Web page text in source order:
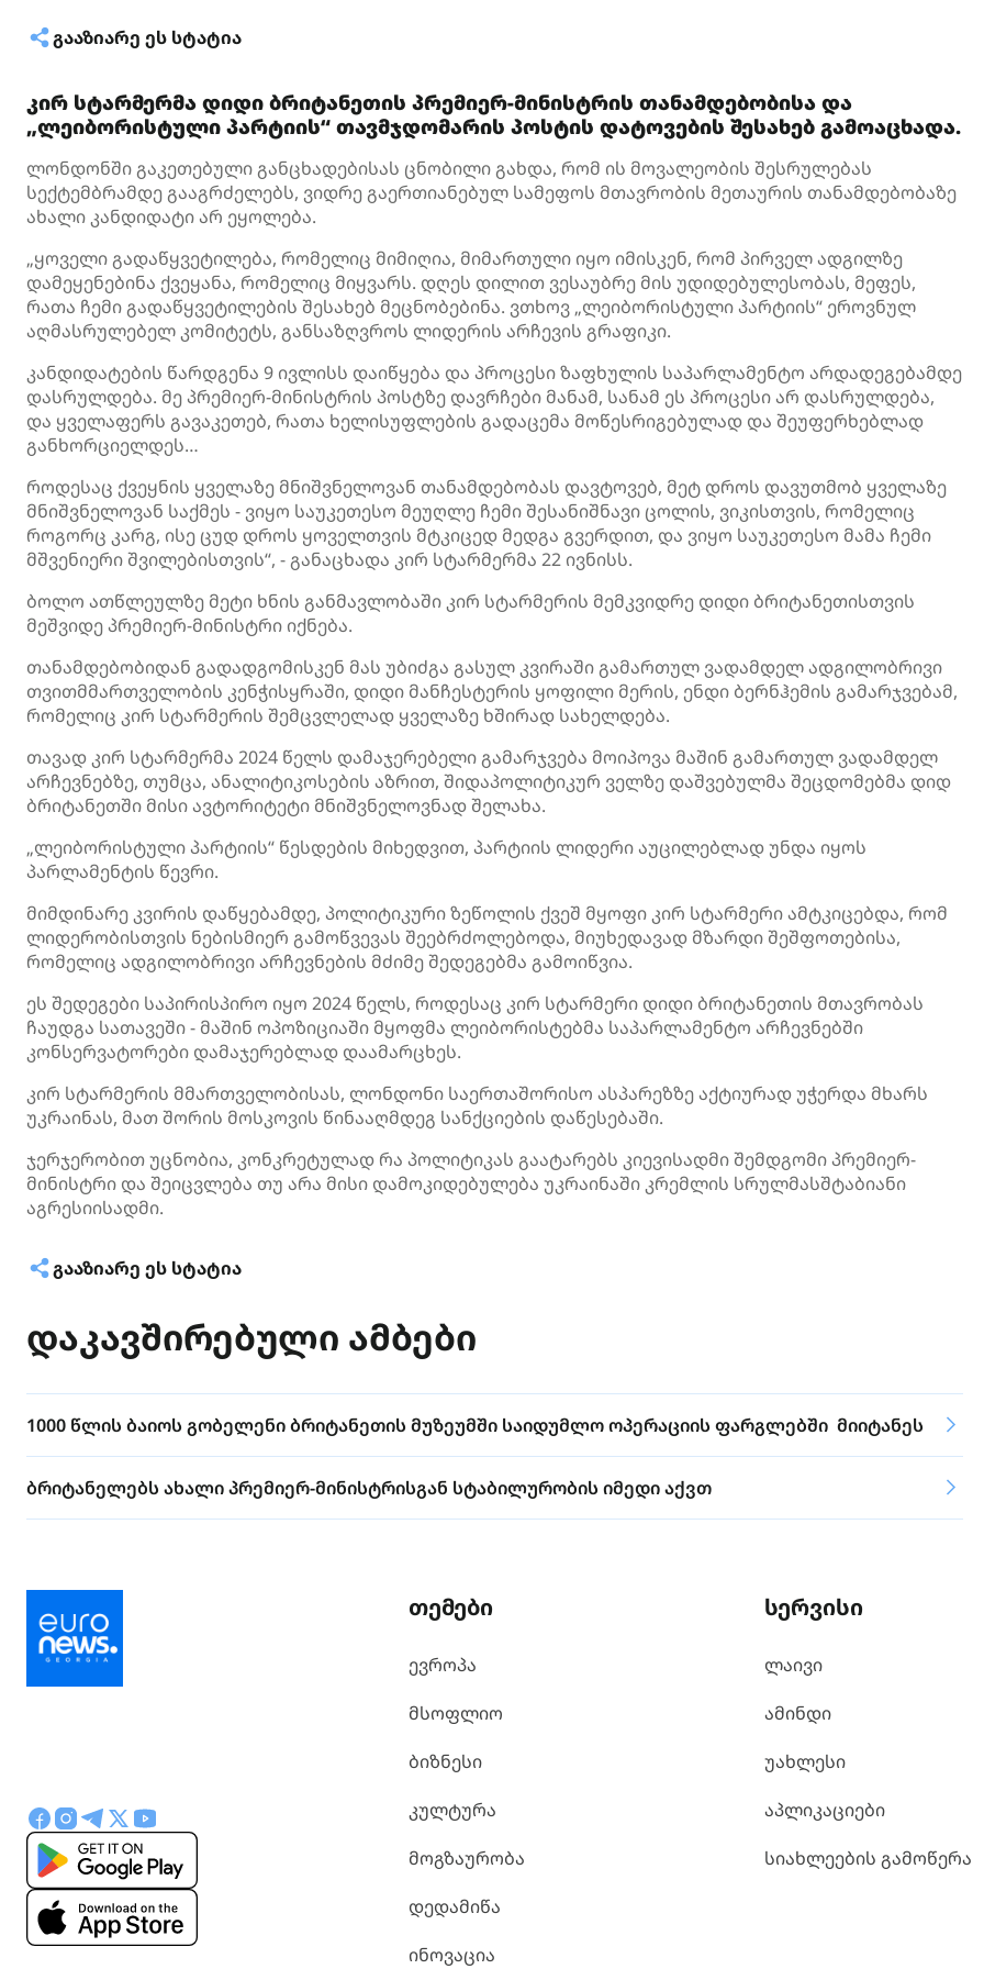
ᲒᲐᲐᲖᲘᲐᲠᲔ ᲔᲡ ᲡᲢᲐᲢᲘᲐ
კირ სტარმერმა დიდი ბრიტანეთის პრემიერ-მინისტრის თანამდებობისა და
„ლეიბორისტული პარტიის“ თავმჯდომარის პოსტის დატოვების შესახებ გამოაცხადა.
ლონდონში გაკეთებული განცხადებისას ცნობილი გახდა, რომ ის მოვალეობის შესრულებას
სექტემბრამდე გააგრძელებს, ვიდრე გაერთიანებულ სამეფოს მთავრობის მეთაურის თანამდებობაზე
ახალი კანდიდატი არ ეყოლება.
„ყოველი გადაწყვეტილება, რომელიც მიმიღია, მიმართული იყო იმისკენ, რომ პირველ ადგილზე
დამეყენებინა ქვეყანა, რომელიც მიყვარს. დღეს დილით ვესაუბრე მის უდიდებულესობას, მეფეს,
რათა ჩემი გადაწყვეტილების შესახებ მეცნობებინა. ვთხოვ „ლეიბორისტული პარტიის“ ეროვნულ
აღმასრულებელ კომიტეტს, განსაზღვროს ლიდერის არჩევის გრაფიკი.
კანდიდატების წარდგენა 9 ივლისს დაიწყება და პროცესი ზაფხულის საპარლამენტო არდადეგებამდე
დასრულდება. მე პრემიერ-მინისტრის პოსტზე დავრჩები მანამ, სანამ ეს პროცესი არ დასრულდება,
და ყველაფერს გავაკეთებ, რათა ხელისუფლების გადაცემა მოწესრიგებულად და შეუფერხებლად
განხორციელდეს…
როდესაც ქვეყნის ყველაზე მნიშვნელოვან თანამდებობას დავტოვებ, მეტ დროს დავუთმობ ყველაზე
მნიშვნელოვან საქმეს - ვიყო საუკეთესო მეუღლე ჩემი შესანიშნავი ცოლის, ვიკისთვის, რომელიც
როგორც კარგ, ისე ცუდ დროს ყოველთვის მტკიცედ მედგა გვერდით, და ვიყო საუკეთესო მამა ჩემი
მშვენიერი შვილებისთვის“, - განაცხადა კირ სტარმერმა 22 ივნისს.
ბოლო ათწლეულზე მეტი ხნის განმავლობაში კირ სტარმერის მემკვიდრე დიდი ბრიტანეთისთვის
მეშვიდე პრემიერ-მინისტრი იქნება.
თანამდებობიდან გადადგომისკენ მას უბიძგა გასულ კვირაში გამართულ ვადამდელ ადგილობრივი
თვითმმართველობის კენჭისყრაში, დიდი მანჩესტერის ყოფილი მერის, ენდი ბერნჰემის გამარჯვებამ,
რომელიც კირ სტარმერის შემცვლელად ყველაზე ხშირად სახელდება.
თავად კირ სტარმერმა 2024 წელს დამაჯერებელი გამარჯვება მოიპოვა მაშინ გამართულ ვადამდელ
არჩევნებზე, თუმცა, ანალიტიკოსების აზრით, შიდაპოლიტიკურ ველზე დაშვებულმა შეცდომებმა დიდ
ბრიტანეთში მისი ავტორიტეტი მნიშვნელოვნად შელახა.
„ლეიბორისტული პარტიის“ წესდების მიხედვით, პარტიის ლიდერი აუცილებლად უნდა იყოს
პარლამენტის წევრი.
მიმდინარე კვირის დაწყებამდე, პოლიტიკური ზეწოლის ქვეშ მყოფი კირ სტარმერი ამტკიცებდა, რომ
ლიდერობისთვის ნებისმიერ გამოწვევას შეებრძოლებოდა, მიუხედავად მზარდი შეშფოთებისა,
რომელიც ადგილობრივი არჩევნების მძიმე შედეგებმა გამოიწვია.
ეს შედეგები საპირისპირო იყო 2024 წელს, როდესაც კირ სტარმერი დიდი ბრიტანეთის მთავრობას
ჩაუდგა სათავეში - მაშინ ოპოზიციაში მყოფმა ლეიბორისტებმა საპარლამენტო არჩევნებში
კონსერვატორები დამაჯერებლად დაამარცხეს.
კირ სტარმერის მმართველობისას, ლონდონი საერთაშორისო ასპარეზზე აქტიურად უჭერდა მხარს
უკრაინას, მათ შორის მოსკოვის წინააღმდეგ სანქციების დაწესებაში.
ჯერჯერობით უცნობია, კონკრეტულად რა პოლიტიკას გაატარებს კიევისადმი შემდგომი პრემიერ-
მინისტრი და შეიცვლება თუ არა მისი დამოკიდებულება უკრაინაში კრემლის სრულმასშტაბიანი
აგრესიისადმი.
ᲒᲐᲐᲖᲘᲐᲠᲔ ᲔᲡ ᲡᲢᲐᲢᲘᲐ
დაკავშირებული ამბები
1000 წლის ბაიოს გობელენი ბრიტანეთის მუზეუმში საიდუმლო ოპერაციის ფარგლებში მიიტანეს
ბრიტანელებს ახალი პრემიერ-მინისტრისგან სტაბილურობის იმედი აქვთ
თემები
ევროპა
მსოფლიო
ბიზნესი
კულტურა
მოგზაურობა
დედამიწა
ინოვაცია
სერვისი
ლაივი
ამინდი
უახლესი
აპლიკაციები
სიახლეების გამოწერა